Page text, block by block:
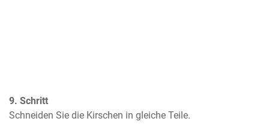
9. Schritt
Schneiden Sie die Kirschen in gleiche Teile.